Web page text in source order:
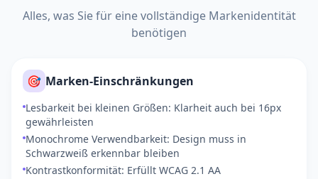
Alles, was Sie für eine vollständige Markenidentität
benötigen
🎯 Marken-Einschränkungen
Lesbarkeit bei kleinen Größen: Klarheit auch bei 16px
gewährleisten
Monochrome Verwendbarkeit: Design muss in
Schwarzweiß erkennbar bleiben
Kontrastkonformität: Erfüllt WCAG 2.1 AA